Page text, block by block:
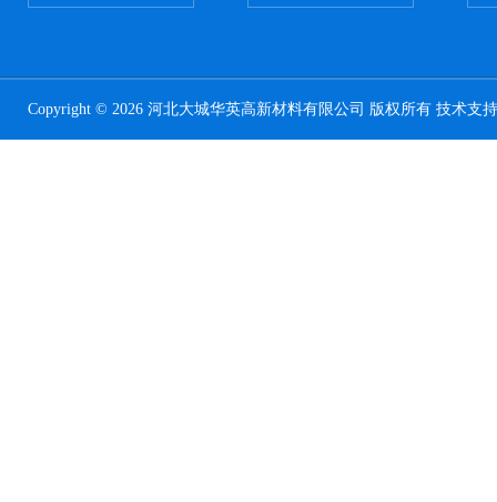
Copyright © 2026 河北大城华英高新材料有限公司 版权所有 技术支